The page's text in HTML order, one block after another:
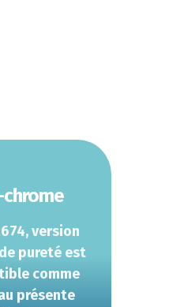
chrome
version
pureté est
comme
présente